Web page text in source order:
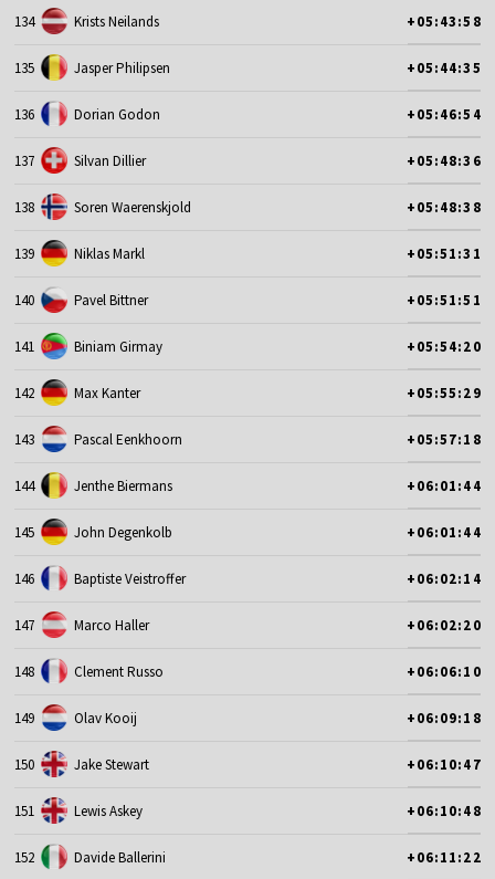
134 Krists Neilands +05:43:58
135 Jasper Philipsen +05:44:35
136 Dorian Godon +05:46:54
137 Silvan Dillier +05:48:36
138 Soren Waerenskjold +05:48:38
139 Niklas Markl +05:51:31
140 Pavel Bittner +05:51:51
141 Biniam Girmay +05:54:20
142 Max Kanter +05:55:29
143 Pascal Eenkhoorn +05:57:18
144 Jenthe Biermans +06:01:44
145 John Degenkolb +06:01:44
146 Baptiste Veistroffer +06:02:14
147 Marco Haller +06:02:20
148 Clement Russo +06:06:10
149 Olav Kooij +06:09:18
150 Jake Stewart +06:10:47
151 Lewis Askey +06:10:48
152 Davide Ballerini +06:11:22